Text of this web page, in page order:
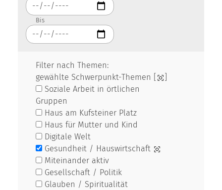
Bis
Filter nach Themen:
gewählte Schwerpunkt-Themen [
Soziale Arbeit in örtlichen
Gruppen
Haus am Kufsteiner Platz
Haus für Mutter und Kind
Digitale Welt
Gesundheit / Hauswirtschaft
Miteinander aktiv
Gesellschaft / Politik
Glauben / Spiritualität